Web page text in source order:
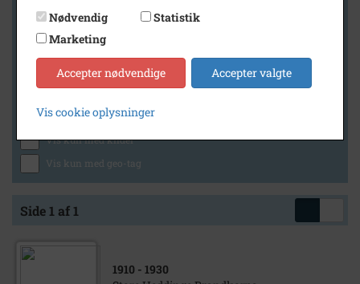
Generelt
Vis kun med billeder
Vis kun med lydklip
Vis kun med kilder
Vis kun med geo-tag
Side 1 af 1
1910 - 1930
Nødvendig
Statistik
Marketing
Accepter nødvendige Accepter valgte
Vis cookie oplysninger